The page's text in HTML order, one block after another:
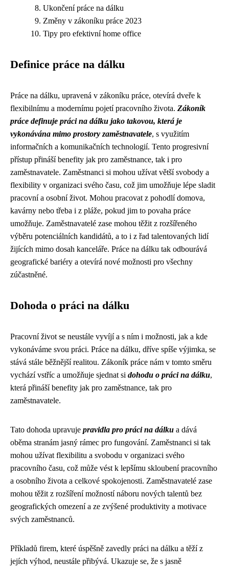
Ukončení práce na dálku
Změny v zákoníku práce 2023
Tipy pro efektivní home office
Definice práce na dálku
Práce na dálku, upravená v zákoníku práce, otevírá dveře k
flexibilnímu a modernímu pojetí pracovního života. Zákoník
práce definuje práci na dálku jako takovou, která je
vykonávána mimo prostory zaměstnavatele, s využitím
informačních a komunikačních technologií. Tento progresivní
přístup přináší benefity jak pro zaměstnance, tak i pro
zaměstnavatele. Zaměstnanci si mohou užívat větší svobody a
flexibility v organizaci svého času, což jim umožňuje lépe sladit
pracovní a osobní život. Mohou pracovat z pohodlí domova,
kavárny nebo třeba i z pláže, pokud jim to povaha práce
umožňuje. Zaměstnavatelé zase mohou těžit z rozšířeného
výběru potenciálních kandidátů, a to i z řad talentovaných lidí
žijících mimo dosah kanceláře. Práce na dálku tak odbourává
geografické bariéry a otevírá nové možnosti pro všechny
zúčastněné.
Dohoda o práci na dálku
Pracovní život se neustále vyvíjí a s ním i možnosti, jak a kde
vykonáváme svou práci. Práce na dálku, dříve spíše výjimka, se
stává stále běžnější realitou. Zákoník práce nám v tomto směru
vychází vstříc a umožňuje sjednat si dohodu o práci na dálku,
která přináší benefity jak pro zaměstnance, tak pro
zaměstnavatele.
Tato dohoda upravuje pravidla pro práci na dálku a dává
oběma stranám jasný rámec pro fungování. Zaměstnanci si tak
mohou užívat flexibilitu a svobodu v organizaci svého
pracovního času, což může vést k lepšímu skloubení pracovního
a osobního života a celkové spokojenosti. Zaměstnavatelé zase
mohou těžit z rozšíření možností náboru nových talentů bez
geografických omezení a ze zvýšené produktivity a motivace
svých zaměstnanců.
Příkladů firem, které úspěšně zavedly práci na dálku a těží z
jejích výhod, neustále přibývá. Ukazuje se, že s jasně